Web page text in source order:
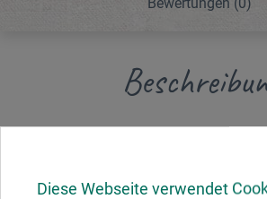
Diese Webseite verwendet
gepresst und gebrannt. Je nach